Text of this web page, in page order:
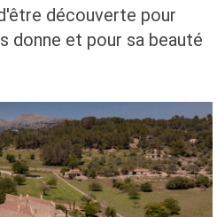
découverte pour
donne et pour sa beauté